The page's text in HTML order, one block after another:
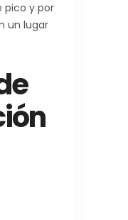
pico y por
un lugar